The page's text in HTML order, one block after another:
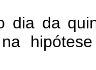
dia da
na